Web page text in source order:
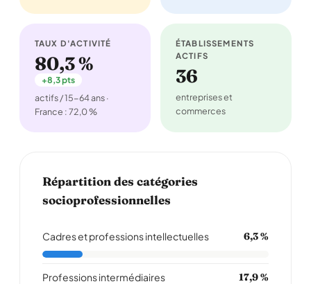
TAUX D'ACTIVITÉ
80,3 %
+8,3 pts
actifs / 15-64 ans ·
France : 72,0 %
ÉTABLISSEMENTS
ACTIFS
36
entreprises et
commerces
Répartition des catégories
socioprofessionnelles
Cadres et professions intellectuelles 6,3 %
Professions intermédiaires 17,9 %